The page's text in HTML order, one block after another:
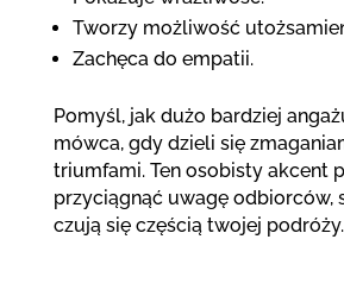
Tworzy możliwość
Zachęca do empatii.
Pomyśl, jak dużo bardziej
mówca, gdy dzieli się
triumfami. Ten osobisty akcent
przyciągnąć uwagę odbiorców,
czują się częścią twojej podróży.